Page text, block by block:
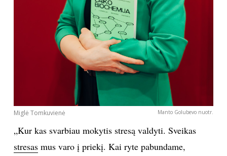
Miglė Tomkuvienė Manto Golubevo nuotr.
„Kur kas svarbiau mokytis stresą valdyti. Sveikas
stresasmus varo į priekį. Kai ryte pabundame,